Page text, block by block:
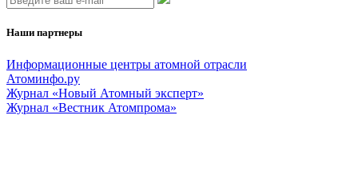
Наши партнеры
Информационные центры атомной отрасли
Атоминфо.ру
Журнал «Новый Атомный эксперт»
Журнал «Вестник Атомпрома»